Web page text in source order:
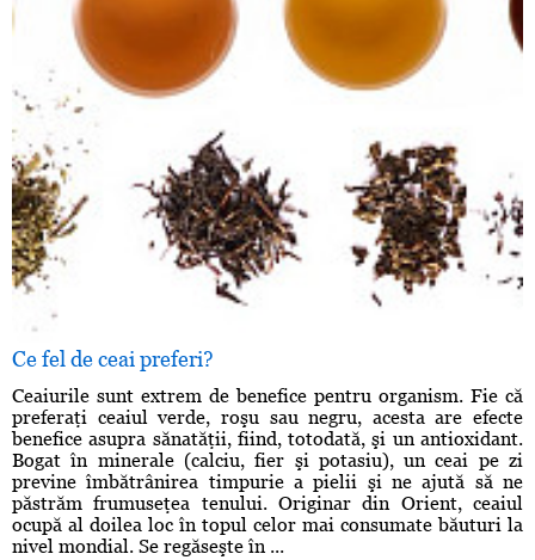
Ce fel de ceai preferi?
Ceaiurile sunt extrem de benefice pentru organism. Fie că
preferaţi ceaiul verde, roşu sau negru, acesta are efecte
benefice asupra sănatăţii, fiind, totodată, şi un antioxidant.
Bogat în minerale (calciu, fier şi potasiu), un ceai pe zi
previne îmbătrânirea timpurie a pielii şi ne ajută să ne
păstrăm frumuseţea tenului. Originar din Orient, ceaiul
ocupă al doilea loc în topul celor mai consumate băuturi la
nivel mondial. Se regăseşte în ...